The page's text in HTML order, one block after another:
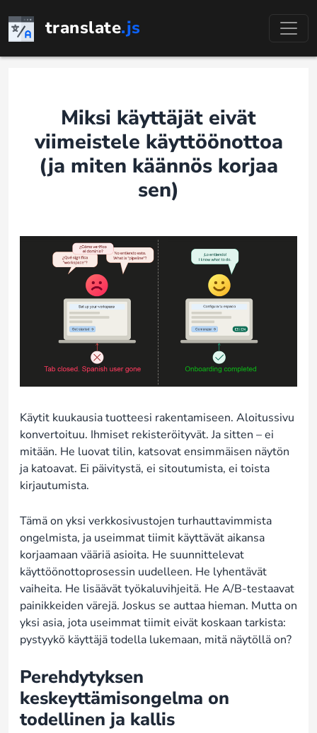
sisältööntranslate.js
Miksi käyttäjät eivät
viimeistele käyttöönottoa
(ja miten käännös korjaa
sen)
Käytit kuukausia tuotteesi rakentamiseen. Aloitussivu
konvertoituu. Ihmiset rekisteröityvät. Ja sitten – ei
mitään. He luovat tilin, katsovat ensimmäisen näytön
ja katoavat. Ei päivitystä, ei sitoutumista, ei toista
kirjautumista.
Tämä on yksi verkkosivustojen turhauttavimmista
ongelmista, ja useimmat tiimit käyttävät aikansa
korjaamaan vääriä asioita. He suunnittelevat
käyttöönottoprosessin uudelleen. He lyhentävät
vaiheita. He lisäävät työkaluvihjeitä. He A/B-testaavat
painikkeiden värejä. Joskus se auttaa hieman. Mutta on
yksi asia, jota useimmat tiimit eivät koskaan tarkista:
pystyykö käyttäjä todella lukemaan, mitä näytöllä on?
Perehdytyksen
keskeyttämisongelma on
todellinen ja kallis